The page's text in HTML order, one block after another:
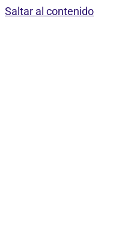
Saltar al contenido